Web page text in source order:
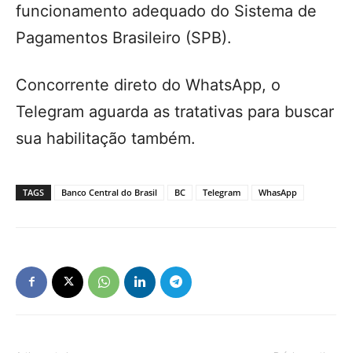
funcionamento adequado do Sistema de
Pagamentos Brasileiro (SPB).
Concorrente direto do WhatsApp, o
Telegram aguarda as tratativas para buscar
sua habilitação também.
TAGS Banco Central do Brasil BC Telegram WhasApp